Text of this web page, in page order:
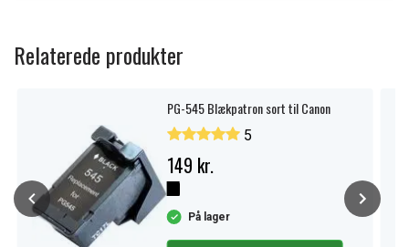
Relaterede produkter
PG-545 Blækpatron sort til Canon
5
149 kr.
På lager